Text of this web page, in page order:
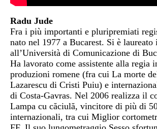
Radu Jude
Fra i più importanti e pluripremiati
nato nel 1977 a Bucarest. Si è laureato
all’Università di Comunicazione di
Ha lavorato come assistente alla regia
produzioni romene (fra cui La morte
Lazarescu di Cristi Puiu) e
di Costa-Gavras. Nel 2006 realizza il
Lampa cu căciulă, vincitore di più di
internazionali, tra cui Miglior